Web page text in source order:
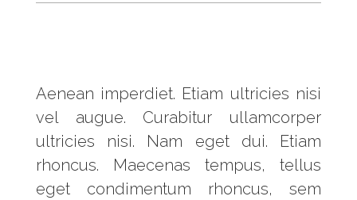
Aenean imperdiet. Etiam ultricies nisi
vel augue. Curabitur ullamcorper
ultricies nisi. Nam eget dui. Etiam
rhoncus. Maecenas tempus, tellus
eget condimentum rhoncus, sem